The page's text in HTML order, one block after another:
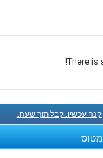
There is
קנה עכשיו. קבל תוך שעה.
מטוס